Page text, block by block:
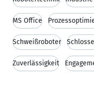
MS Office
Schweißroboter
Zuverlässigkeit